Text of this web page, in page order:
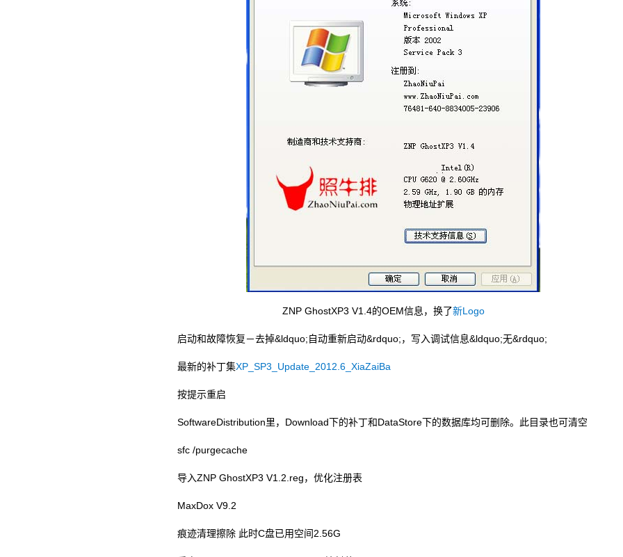
ZNP GhostXP3 V1.4的OEM信息，换了新Logo
启动和故障恢复－去掉&ldquo;自动重新启动&rdquo;，写入调试信息&ldquo;无&rdquo;
最新的补丁集XP_SP3_Update_2012.6_XiaZaiBa
按提示重启
SoftwareDistribution里，Download下的补丁和DataStore下的数据库均可删除。此目录也可清空
sfc /purgecache
导入ZNP GhostXP3 V1.2.reg，优化注册表
MaxDox V9.2
痕迹清理擦除 此时C盘已用空间2.56G